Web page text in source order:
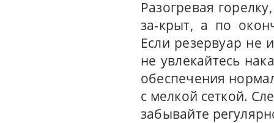
Разогревая
за-крыт, а по
Если резервуар не
не увлекайтесь
обеспечения
с мелкой сеткой.
забывайте